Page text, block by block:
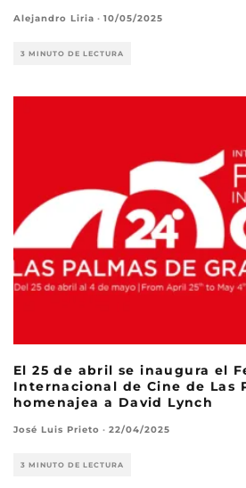
Alejandro Liria · 10/05/2025
3 MINUTO DE LECTURA
El 25 de abril se inaugura el
Internacional de Cine de Las
homenajea a David Lynch
José Luis Prieto · 22/04/2025
3 MINUTO DE LECTURA